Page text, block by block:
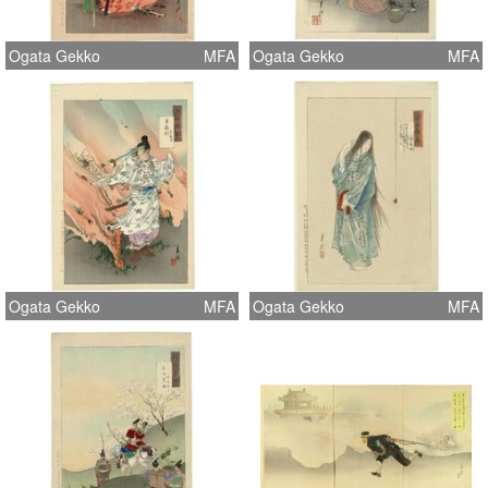
Ogata Gekko MFA Ogata Gekko MFA
Ogata Gekko MFA Ogata Gekko MFA